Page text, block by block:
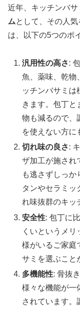
近年、キッチンバ
ムとして、その人
は、以下の5つのポ
汎用性の高さ:
魚、薬味、乾物
ッチンバサミは
きます。包丁と
物も減るので、
を使えない方に
切れ味の良さ:
ザ加工が施され
も逃さずしっか
タンやセラミッ
れ味抜群のキッ
安全性: 包丁に
くいというメ
様がいるご家庭
サミを選ぶこと
多機能性: 骨抜
様々な機能が一
されています。